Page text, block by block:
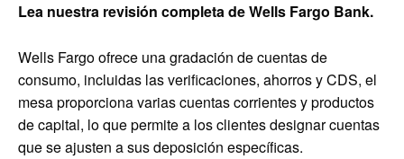
Lea nuestra revisión completa de Wells Fargo Bank.
Wells Fargo ofrece una gradación de cuentas de
consumo, incluidas las verificaciones, ahorros y CDS, el
mesa proporciona varias cuentas corrientes y productos
de capital, lo que permite a los clientes designar cuentas
que se ajusten a sus deposición específicas.